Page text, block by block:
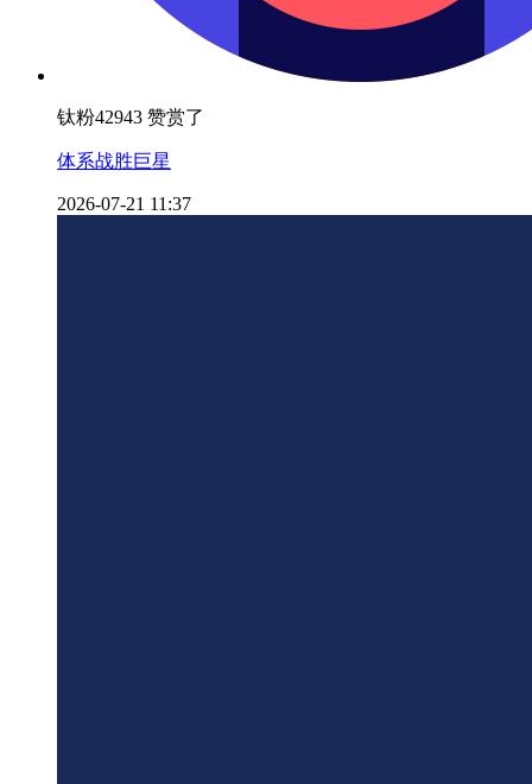
钛粉42943 赞赏了
体系战胜巨星
2026-07-21 11:37